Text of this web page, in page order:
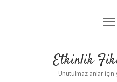
Yasal
Etkinlik
Unutulmaz anlar için